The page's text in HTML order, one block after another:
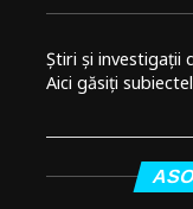
Știri și investigații
Aici găsiți